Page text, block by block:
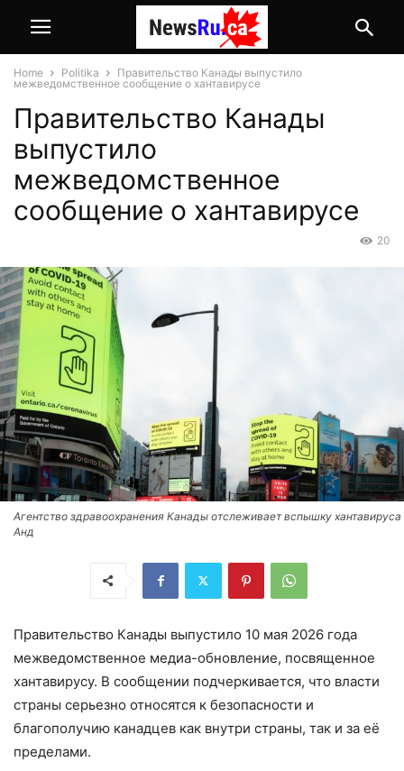
Home Politika
Правительство Канады выпустило
межведомственное сообщение о хантавирусе
Правительство Канады
выпустило
межведомственное
сообщение о хантавирусе
20
Агентство здравоохранения Канады отслеживает вспышку хантавируса
Анд
Правительство Канады выпустило 10 мая 2026 года
межведомственное медиа-обновление, посвященное
хантавирусу. В сообщении подчеркивается, что власти
страны серьезно относятся к безопасности и
благополучию канадцев как внутри страны, так и за её
пределами.